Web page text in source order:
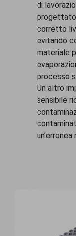
di
progettato
corretto
evitando
materiale
processo
Un altro
sensibile